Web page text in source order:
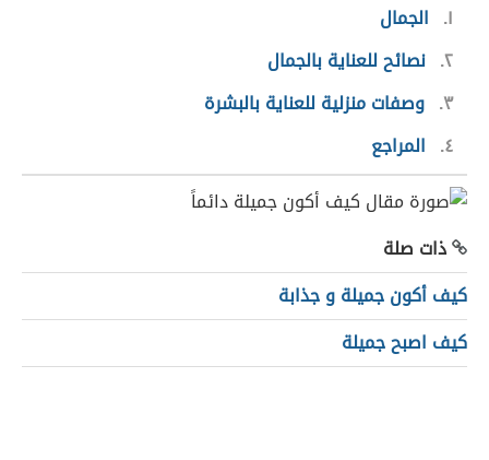
١
الجمال
٢ نصائح للعناية بالجمال
٣ وصفات منزلية للعناية بالبشرة
٤
المراجع
ذات صلة
كيف أكون جميلة و جذابة
كيف اصبح جميلة